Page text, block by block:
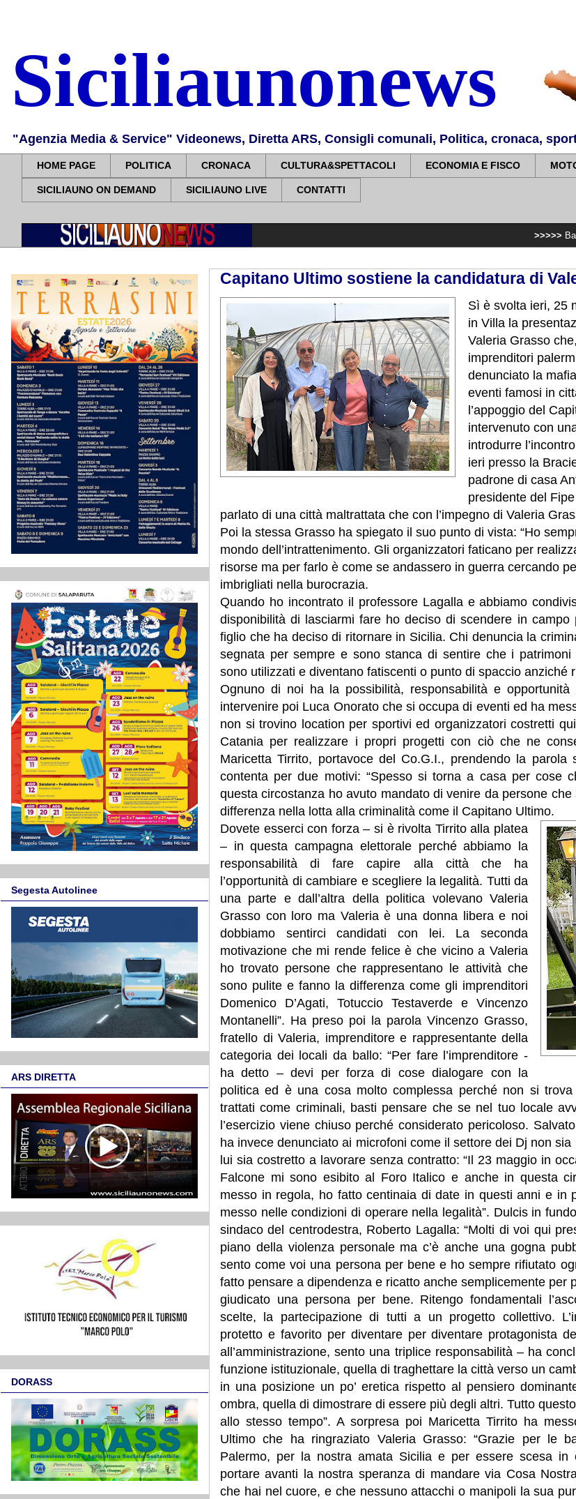
Siciliaunonews
"Agenzia Media & Service" Videonews, Diretta ARS, Consigli comunali, Politica, cronaca,
HOME PAGE POLITICA CRONACA CULTURA&SPETTACOLI ECONOMIA E FISCO
SICILIAUNO ON DEMAND SICILIAUNO LIVE CONTATTI
Banche
Capitano Ultimo sostiene la candidatura di
Sì è svolta ieri, 25
in Villa la
Valeria Grasso
imprenditori
denunciato la
eventi famosi in
l’appoggio del
intervenuto con
introdurre
ieri presso la
padrone di casa
presidente del
parlato di una città maltrattata che con l’impegno di Valeria
Poi la stessa Grasso ha spiegato il suo punto di vista: “Ho
mondo dell’intrattenimento. Gli organizzatori faticano per
risorse ma per farlo è come se andassero in guerra cercando
imbrigliati nella burocrazia.
Quando ho incontrato il professore Lagalla e abbiamo
disponibilità di lasciarmi fare ho deciso di scendere in
figlio che ha deciso di ritornare in Sicilia. Chi denuncia la
segnata per sempre e sono stanca di sentire che i patrimoni
sono utilizzati e diventano fatiscenti o punto di spaccio anziché
Ognuno di noi ha la possibilità, responsabilità e opportunità
intervenire poi Luca Onorato che si occupa di eventi ed ha
non si trovino location per sportivi ed organizzatori costretti
Catania per realizzare i propri progetti con ciò che ne
Maricetta Tirrito, portavoce del Co.G.I., prendendo la parola
contenta per due motivi: “Spesso si torna a casa per cose
questa circostanza ho avuto mandato di venire da persone
differenza nella lotta alla criminalità come il Capitano Ultimo.
Dovete esserci con forza – si è rivolta Tirrito alla platea
– in questa campagna elettorale perché abbiamo la
responsabilità di fare capire alla città che ha
l’opportunità di cambiare e scegliere la legalità. Tutti da
una parte e dall’altra della politica volevano Valeria
Grasso con loro ma Valeria è una donna libera e noi
dobbiamo sentirci candidati con lei. La seconda
motivazione che mi rende felice è che vicino a Valeria
ho trovato persone che rappresentano le attività che
sono pulite e fanno la differenza come gli imprenditori
Domenico D’Agati, Totuccio Testaverde e Vincenzo
Montanelli”. Ha preso poi la parola Vincenzo Grasso,
fratello di Valeria, imprenditore e rappresentante della
categoria dei locali da ballo: “Per fare l’imprenditore -
ha detto – devi per forza di cose dialogare con la
politica ed è una cosa molto complessa perché non si
trattati come criminali, basti pensare che se nel tuo locale
l’esercizio viene chiuso perché considerato pericoloso.
ha invece denunciato ai microfoni come il settore dei Dj non
lui sia costretto a lavorare senza contratto: “Il 23 maggio in
Falcone mi sono esibito al Foro Italico e anche in questa
messo in regola, ho fatto centinaia di date in questi anni e in
messo nelle condizioni di operare nella legalità”. Dulcis in
sindaco del centrodestra, Roberto Lagalla: “Molti di voi qui
piano della violenza personale ma c’è anche una gogna
sento come voi una persona per bene e ho sempre rifiutato
fatto pensare a dipendenza e ricatto anche semplicemente per
giudicato una persona per bene. Ritengo fondamentali
scelte, la partecipazione di tutti a un progetto collettivo.
protetto e favorito per diventare per diventare protagonista
all’amministrazione, sento una triplice responsabilità – ha
funzione istituzionale, quella di traghettare la città verso un
in una posizione un po’ eretica rispetto al pensiero
ombra, quella di dimostrare di essere più degli altri. Tutto
allo stesso tempo”. A sorpresa poi Maricetta Tirrito ha
Ultimo che ha ringraziato Valeria Grasso: “Grazie per le
Palermo, per la nostra amata Sicilia e per essere scesa in
portare avanti la nostra speranza di mandare via Cosa
che hai nel cuore, e che nessuno attacchi o manipoli la sua
Segesta Autolinee
ARS DIRETTA
DORASS